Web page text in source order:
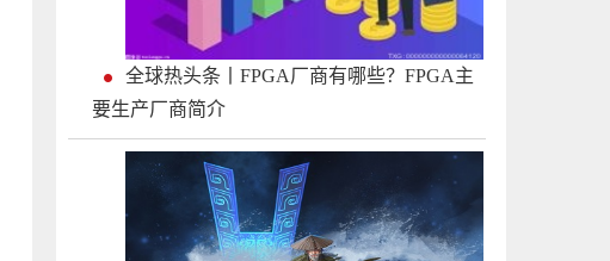
全球热头条丨FPGA厂商有哪些？FPGA主
要生产厂商简介